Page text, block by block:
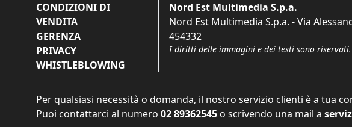
CONDIZIONI DI
VENDITA
GERENZA
PRIVACY
WHISTLEBLOWING
Nord Est Multimedia S.p.a.
Nord Est Multimedia S.p.a. - Via
454332
I diritti delle immagini e dei testi sono
Per qualsiasi necessità o domanda, il nostro servizio clienti è a tua
Puoi contattarci al numero 02 89362545 o scrivendo una mail a